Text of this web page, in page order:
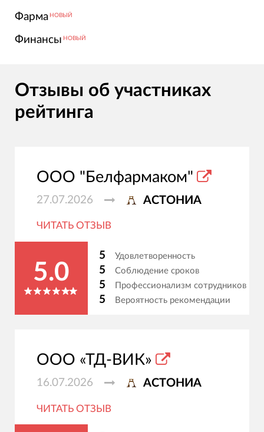
Фарма НОВЫЙ
Финансы НОВЫЙ
Отзывы об участниках
рейтинга
ООО "Белфармаком"
27.07.2026 АСТОНИА
ЧИТАТЬ ОТЗЫВ
5.0
5 Удовлетворенность
5 Соблюдение сроков
5 Профессионализм сотрудников
5 Вероятность рекомендации
ООО «ТД-ВИК»
16.07.2026 АСТОНИА
ЧИТАТЬ ОТЗЫВ